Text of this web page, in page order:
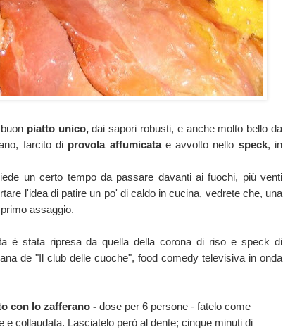
piatto unico,dai sapori robusti, e anche molto bello da
farcito di provola affumicata e avvolto nello speck, in
un certo tempo da passare davanti ai fuochi, più venti
l'idea di patire un po' di caldo in cucina, vedrete che, una
assaggio.
è stata ripresa da quella della corona di riso e speck di
de "Il club delle cuoche", food comedy televisiva in onda
con lo zafferano - dose per 6 persone - fatelo come
e collaudata. Lasciatelo però al dente; cinque minuti di